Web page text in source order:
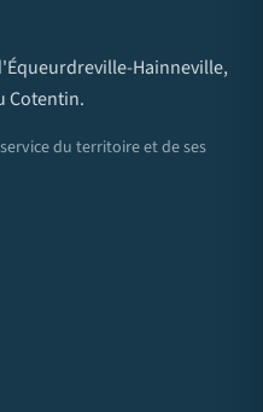
Hainneville,
Cotentin.
du territoire et de ses